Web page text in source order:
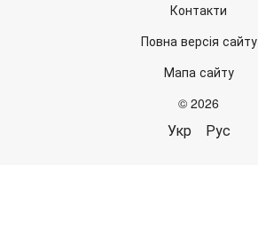
Контакти
Повна версія сайту
Мапа сайту
© 2026
Укр Рус